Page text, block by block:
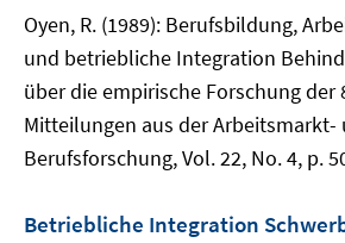
Oyen, R. (1989): Berufsbildung,
und betriebliche Integration
über die empirische Forschung der
Mitteilungen aus der Arbeitsmarkt-
Berufsforschung, Vol. 22, No. 4, p.
Betriebliche Integration